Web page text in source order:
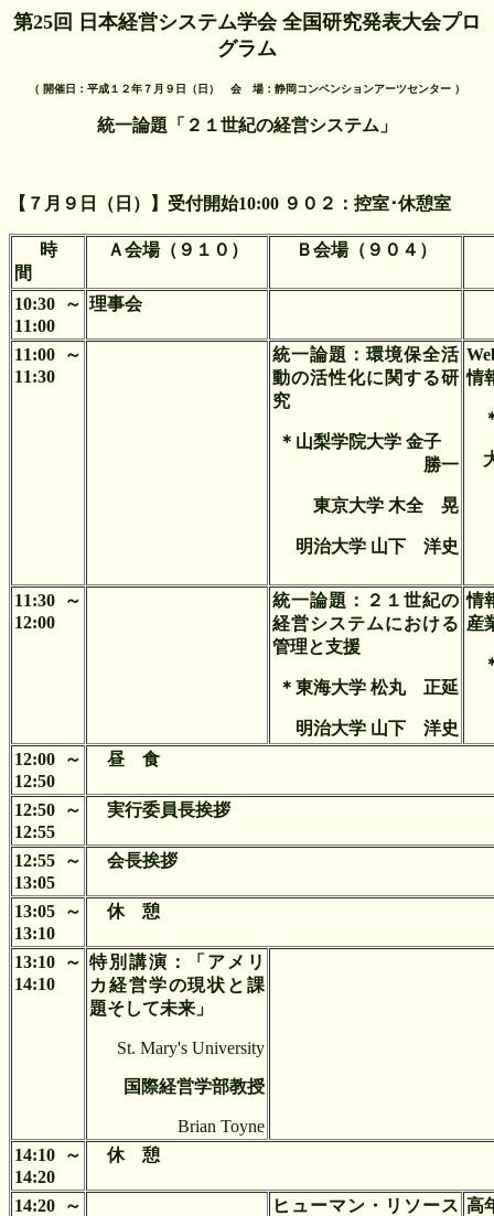
第25回 日本経営システム学会 全国研究発表大会プロ
グラム
（ 開催日：平成１２年７月９日（日） 会 場：静岡コンベンションアーツセンター ）
統一論題「２１世紀の経営システム」
【７月９日（日）】受付開始10:00 ９０２：控室･休憩室
時
間
Ａ会場（９１０） Ｂ会場（９０４）
10:30～
11:00
理事会
11:00～
11:30
統一論題：環境保全活
動の活性化に関する研
究
＊山梨学院大学 金子
勝一
東京大学 木全 晃
明治大学 山下 洋史
情
11:30～
12:00
統一論題：２１世紀の
経営システムにおける
管理と支援
＊東海大学 松丸 正延
明治大学 山下 洋史
情
産
12:00～
12:50
昼 食
12:50～
12:55
実行委員長挨拶
12:55～
13:05
会長挨拶
13:05～
13:10
休 憩
13:10～
14:10
特別講演：「アメリ
カ経営学の現状と課
題そして未来」
St. Mary's University
国際経営学部教授
Brian Toyne
14:10～
14:20
休 憩
14:20～
ヒューマン・リソース 高